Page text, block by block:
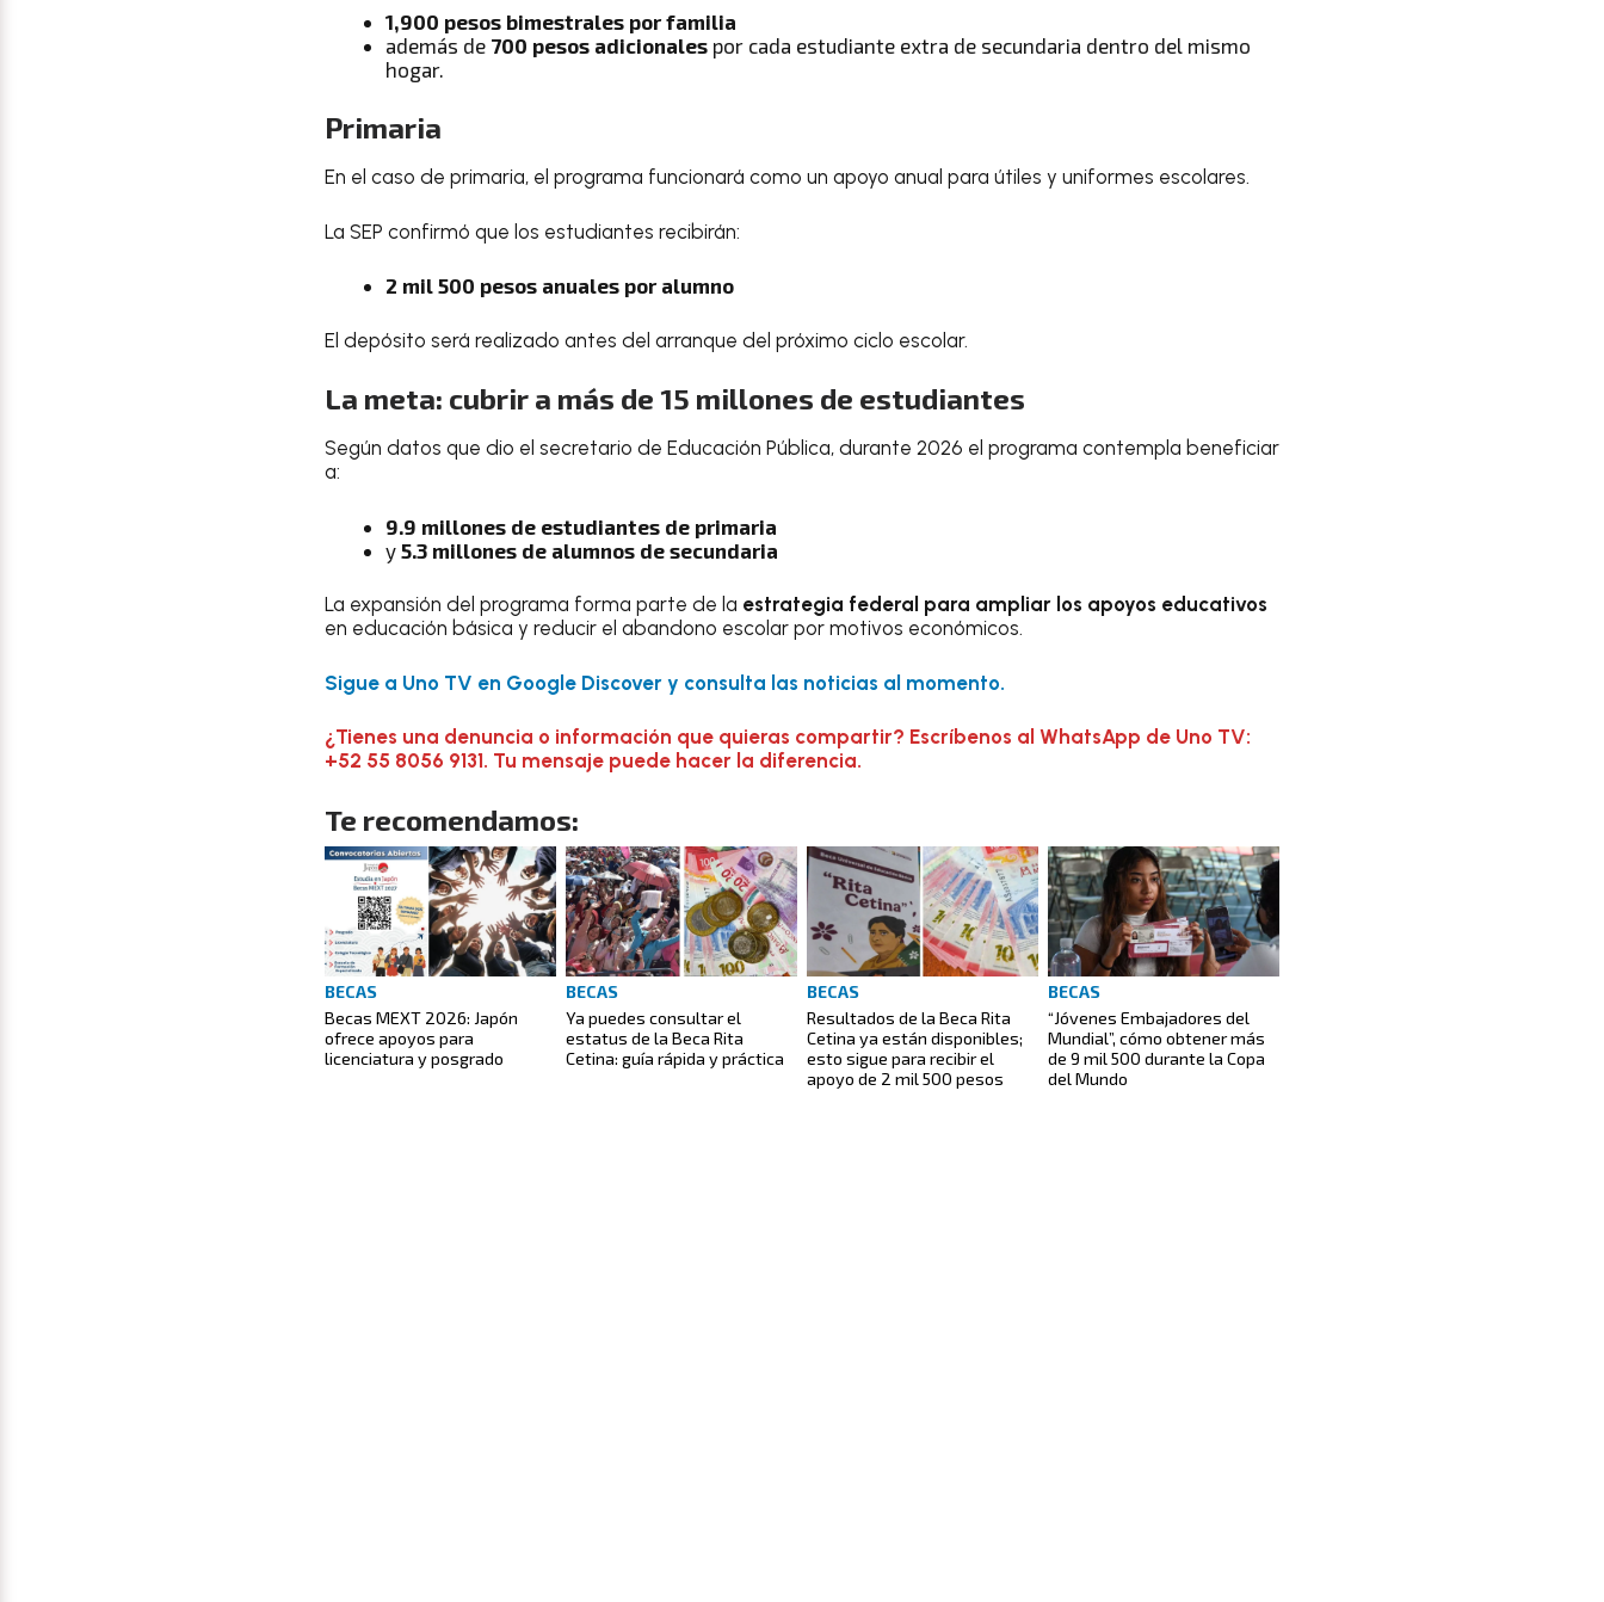
1,900 pesos bimestrales por familia
además de 700 pesos adicionales por cada estudiante extra de secundaria dentro del mismo
hogar.
Primaria
En el caso de primaria, el programa funcionará como un apoyo anual para útiles y uniformes escolares.
La SEP confirmó que los estudiantes recibirán:
2 mil 500 pesos anuales por alumno
El depósito será realizado antes del arranque del próximo ciclo escolar.
La meta: cubrir a más de 15 millones de estudiantes
Según datos que dio el secretario de Educación Pública, durante 2026 el programa contempla beneficiar
a:
9.9 millones de estudiantes de primaria
y 5.3 millones de alumnos de secundaria
La expansión del programa forma parte de la estrategia federal para ampliar los apoyos educativos
en educación básica y reducir el abandono escolar por motivos económicos.
Sigue a Uno TV en Google Discover y consulta las noticias al momento.
¿Tienes una denuncia o información que quieras compartir? Escríbenos al WhatsApp de Uno TV:
+52 55 8056 9131. Tu mensaje puede hacer la diferencia.
Te recomendamos:
BECAS
Becas MEXT 2026: Japón
ofrece apoyos para
licenciatura y posgrado
BECAS
Ya puedes consultar el
estatus de la Beca Rita
Cetina: guía rápida y práctica
BECAS
Resultados de la Beca Rita
Cetina ya están disponibles;
esto sigue para recibir el
apoyo de 2 mil 500 pesos
BECAS
“Jóvenes Embajadores del
Mundial”, cómo obtener más
de 9 mil 500 durante la Copa
del Mundo